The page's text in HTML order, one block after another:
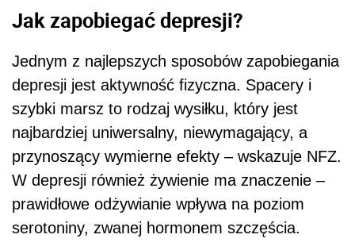
Jak zapobiegać depresji?
Jednym z najlepszych sposobów zapobiegania
depresji jest aktywność fizyczna. Spacery i
szybki marsz to rodzaj wysiłku, który jest
najbardziej uniwersalny, niewymagający, a
przynoszący wymierne efekty – wskazuje NFZ.
W depresji również żywienie ma znaczenie –
prawidłowe odżywianie wpływa na poziom
serotoniny, zwanej hormonem szczęścia.